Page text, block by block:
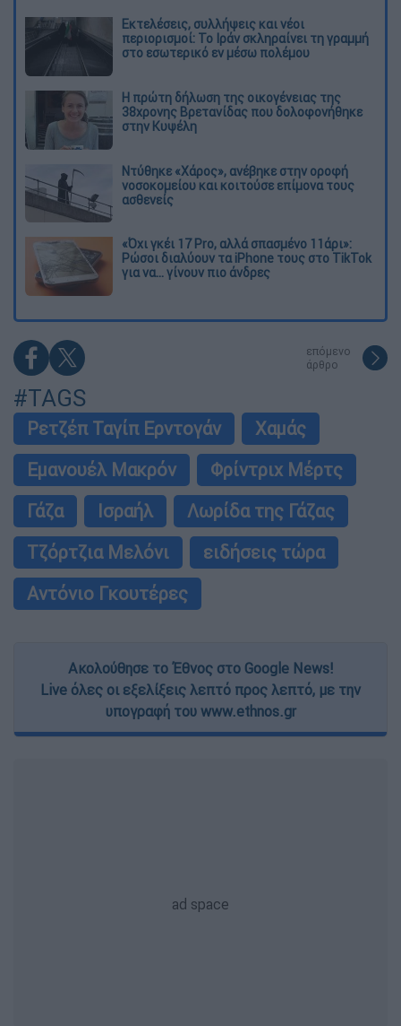
Εκτελέσεις, συλλήψεις και νέοι
περιορισμοί: Το Ιράν σκληραίνει τη γραμμή
στο εσωτερικό εν μέσω πολέμου
Η πρώτη δήλωση της οικογένειας της
38χρονης Βρετανίδας που δολοφονήθηκε
στην Κυψέλη
Ντύθηκε «Χάρος», ανέβηκε στην οροφή
νοσοκομείου και κοιτούσε επίμονα τους
ασθενείς
«Όχι γκέι 17 Pro, αλλά σπασμένο 11άρι»:
Ρώσοι διαλύουν τα iPhone τους στο TikTok
για να... γίνουν πιο άνδρες
επόμενο
άρθρο
#TAGS
Ρετζέπ Ταγίπ Ερντογάν
Χαμάς
Εμανουέλ Μακρόν
Φρίντριχ Μέρτς
Γάζα
Ισραήλ
Λωρίδα της Γάζας
Τζόρτζια Μελόνι
ειδήσεις τώρα
Αντόνιο Γκουτέρες
Ακολούθησε το Έθνος στο Google News!
Live όλες οι εξελίξεις λεπτό προς λεπτό, με την
υπογραφή του www.ethnos.gr